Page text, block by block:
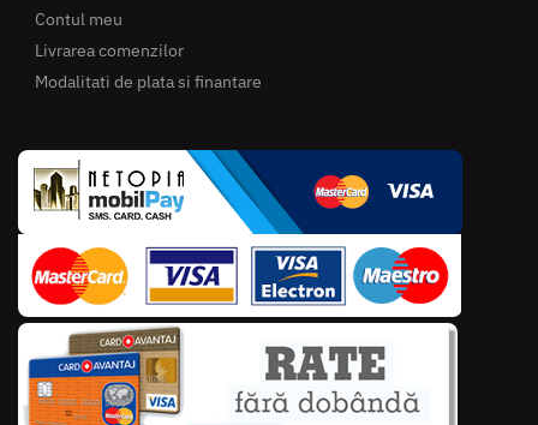
Contul meu
Livrarea comenzilor
Modalitati de plata si finantare